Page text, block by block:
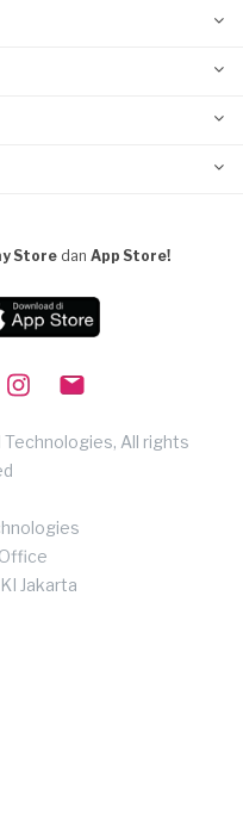
Store dan App Store!
All rights
Jakarta